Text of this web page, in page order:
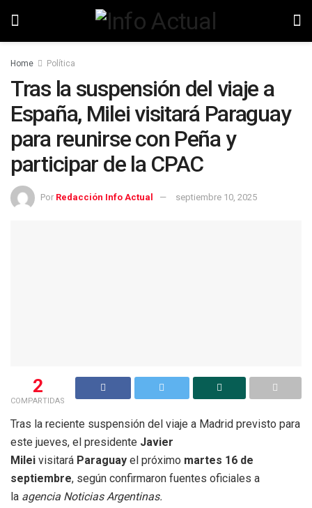
Home Política
Tras la suspensión del viaje a
España, Milei visitará Paraguay
para reunirse con Peña y
participar de la CPAC
Por Redacción Info Actual septiembre 10, 2025
2
COMPARTIDAS
Tras la reciente suspensión del viaje a Madrid previsto para
este jueves, el presidente Javier
Milei visitará Paraguay el próximo martes 16 de
septiembre, según confirmaron fuentes oficiales a
la agencia Noticias Argentinas.